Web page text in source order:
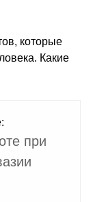
которые
Какие
при